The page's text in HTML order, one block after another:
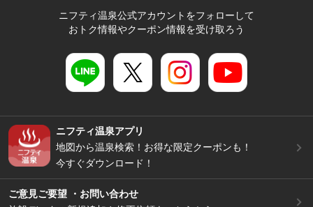
ニフティ温泉公式アカウントをフォローして
おトク情報やクーポン情報を受け取ろう
ニフティ温泉アプリ
地図から温泉検索！お得な限定クーポンも！
今すぐダウンロード！
ご意見ご要望 ・お問い合わせ